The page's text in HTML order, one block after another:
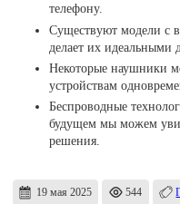
телефону.
Существуют модели с
делает их идеальными
Некоторые наушники
устройствам
Беспроводные
будущем мы можем
решения.
19 мая 2025 544